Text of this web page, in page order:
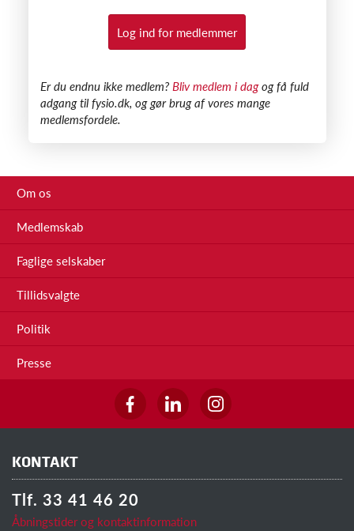
Log ind for medlemmer
​Er du endnu ikke medlem? Bliv medlem i dagog få fuld
adgang til fysio.dk, og gør brug af vores mange
medlemsfordele.
Om os
Medlemskab
Faglige selskaber
Tillidsvalgte
Politik
Presse
KONTAKT
Tlf. 33 41 46 20
Åbningstider og kontaktinformation